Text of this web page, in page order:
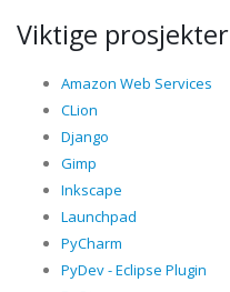
Viktige prosjekter
Amazon Web Services
CLion
Django
Gimp
Inkscape
Launchpad
PyCharm
PyDev - Eclipse Plugin